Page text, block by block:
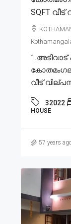
SQFT
വീട്
32022
HOUSE
57 years